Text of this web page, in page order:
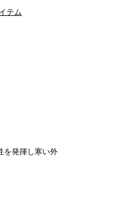
を発揮し寒い外